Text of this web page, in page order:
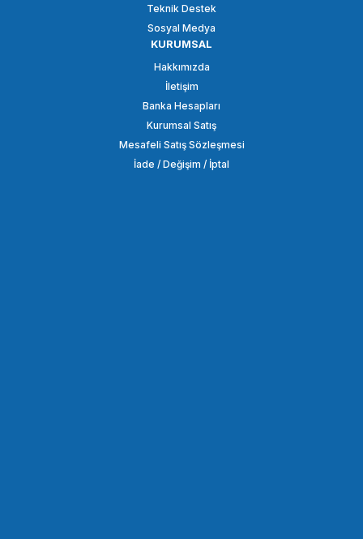
SmallRig 1566 M5 Dişli Cırcırlı Vida (13mm)
Teknik Destek
Sosyal Medya
KURUMSAL
Hakkımızda
İletişim
Banka Hesapları
Kurumsal Satış
Mesafeli Satış Sözleşmesi
İade / Değişim / İptal